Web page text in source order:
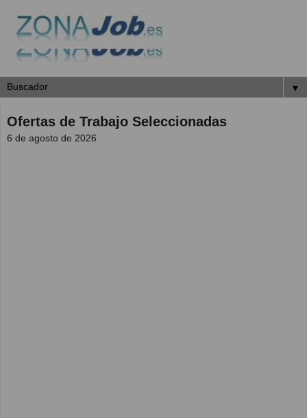
▼
Ofertas de Trabajo Seleccionadas
6 de agosto de 2026